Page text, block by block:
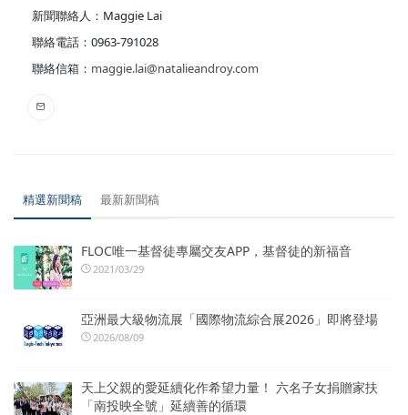
新聞聯絡人：Maggie Lai
聯絡電話：0963-791028
聯絡信箱： maggie.lai@natalieandroy.com
精選新聞稿 最新新聞稿
FLOC唯一基督徒專屬交友APP，基督徒的新福音
2021/03/29
亞洲最大級物流展「國際物流綜合展2026」即將登場
2026/08/09
天上父親的愛延續化作希望力量！ 六名子女捐贈家扶
「南投映全號」延續善的循環